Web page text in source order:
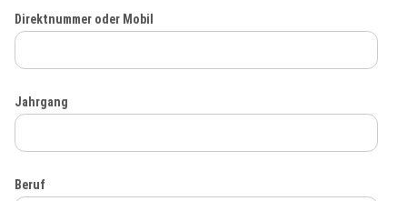
Direktnummer oder Mobil
Jahrgang
Beruf